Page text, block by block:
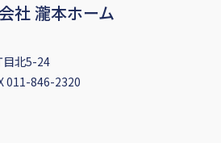
社 瀧本ホーム
目北5-24
011-846-2320